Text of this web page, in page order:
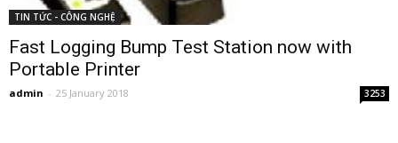
TIN TỨC - CÔNG NGHỆ
Fast Logging Bump Test Station now with
Portable Printer
admin - 25 January 2018 3253